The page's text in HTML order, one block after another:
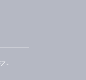
-